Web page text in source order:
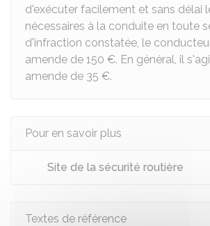
d'exécuter facilement et sans délai
nécessaires à la conduite en toute
d'infraction constatée, le
amende de 150 €. En général, il
amende de 35 €.
Pour en savoir plus
Site de la sécurité routière
Textes de référence